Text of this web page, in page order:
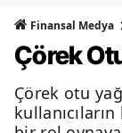
Finansal Medya
Çörek
Çörek otu